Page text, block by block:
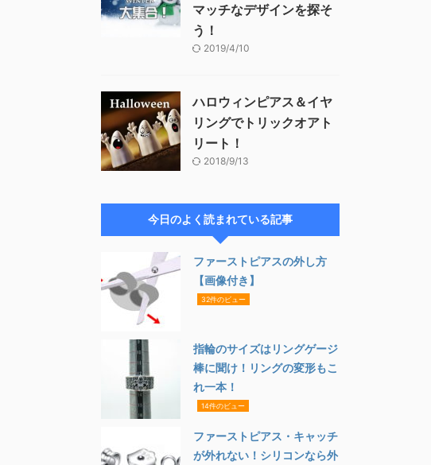
マッチなデザインを探そ
う！
2019/4/10
ハロウィンピアス＆イヤ
リングでトリックオアト
リート！
2018/9/13
今日のよく読まれている記事
ファーストピアスの外し方
【画像付き】
32件のビュー
指輪のサイズはリングゲージ
棒に聞け！リングの変形もこ
れ一本！
14件のビュー
ファーストピアス・キャッチ
が外れない！シリコンなら外